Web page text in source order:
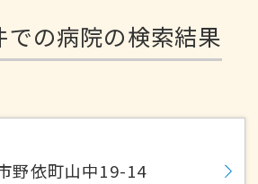
での病院の検索結果
野依町山中19-14